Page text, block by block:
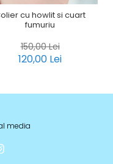
cu howlit si cuart
fumuriu
150,00 Lei
120,00 Lei
media